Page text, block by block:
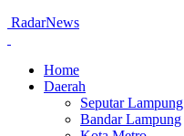
RadarNews
Home
Daerah
Seputar Lampung
Bandar Lampung